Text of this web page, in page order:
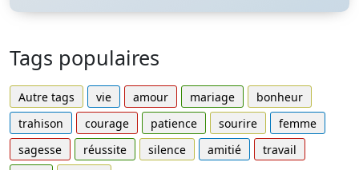
Tags populaires
Autre tags vie amour mariage
bonheur
trahison
courage patience sourire
femme
sagesse
réussite silence amitié
travail